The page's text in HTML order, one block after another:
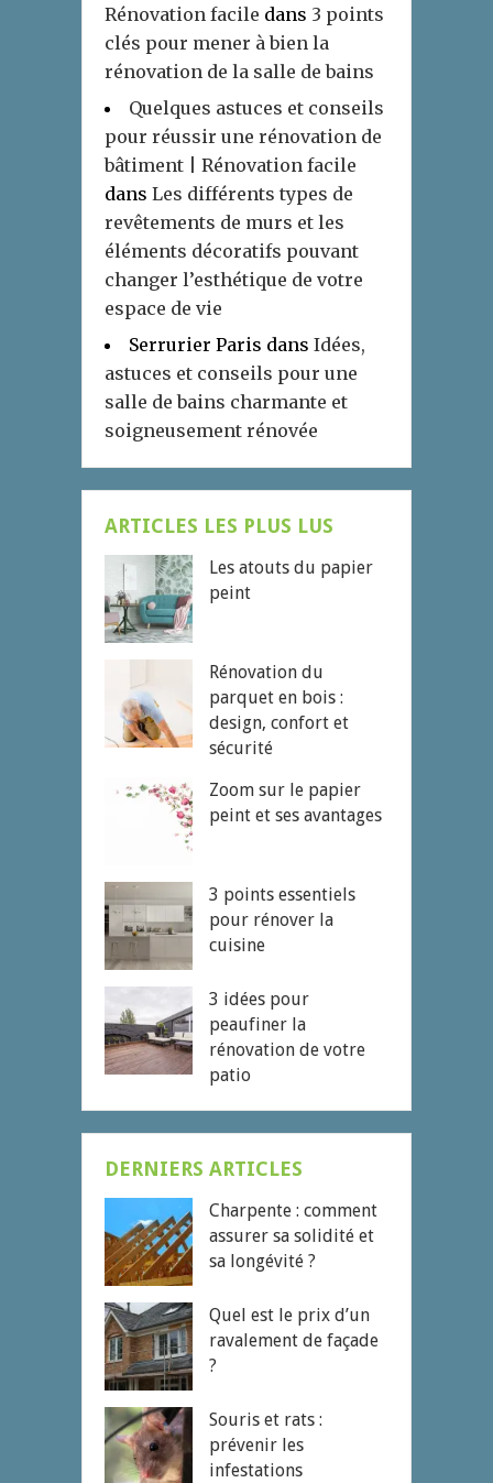
Rénovation facile dans 3 points
clés pour mener à bien la
rénovation de la salle de bains
Quelques astuces et conseils
pour réussir une rénovation de
bâtiment | Rénovation facile
dans Les différents types de
revêtements de murs et les
éléments décoratifs pouvant
changer l’esthétique de votre
espace de vie
Serrurier Paris dans Idées,
astuces et conseils pour une
salle de bains charmante et
soigneusement rénovée
ARTICLES LES PLUS LUS
Les atouts du papier
peint
Rénovation du
parquet en bois :
design, confort et
sécurité
Zoom sur le papier
peint et ses avantages
3 points essentiels
pour rénover la
cuisine
3 idées pour
peaufiner la
rénovation de votre
patio
DERNIERS ARTICLES
Charpente : comment
assurer sa solidité et
sa longévité ?
Quel est le prix d’un
ravalement de façade
?
Souris et rats :
prévenir les
infestations